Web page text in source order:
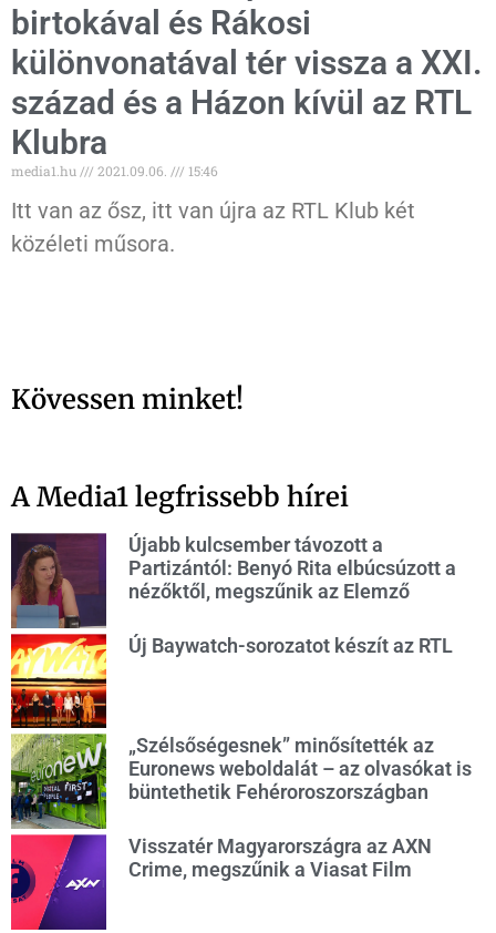
birtokával és Rákosi
különvonatával tér vissza a XXI.
század és a Házon kívül az RTL
Klubra
media1.hu 2021.09.06. 15:46
Itt van az ősz, itt van újra az RTL Klub két
közéleti műsora.
Kövessen minket!
A Media1 legfrissebb hírei
Újabb kulcsember távozott a
Partizántól: Benyó Rita elbúcsúzott a
nézőktől, megszűnik az Elemző
Új Baywatch-sorozatot készít az RTL
„Szélsőségesnek” minősítették az
Euronews weboldalát – az olvasókat is
büntethetik Fehéroroszországban
Visszatér Magyarországra az AXN
Crime, megszűnik a Viasat Film